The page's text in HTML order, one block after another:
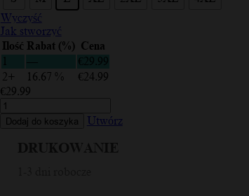
Wyczyść
Jak stworzyć
Ilość Rabat (%) Cena
1
— € 29.99
2+
16.67 % €24.99
€29.99
ilość
Vidzeme,
Łotwa,
Dodaj do koszyka Utwórz